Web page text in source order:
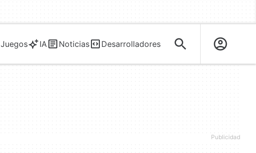
Juegos IA Noticias Desarrolladores